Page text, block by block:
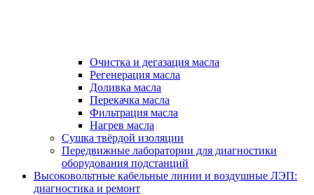
Очистка и дегазация масла
Регенерация масла
Доливка масла
Перекачка масла
Фильтрация масла
Нагрев масла
Сушка твёрдой изоляции
Передвижные лаборатории для диагностики
оборудования подстанций
Высоковольтные кабельные линии и воздушные ЛЭП:
диагностика и ремонт